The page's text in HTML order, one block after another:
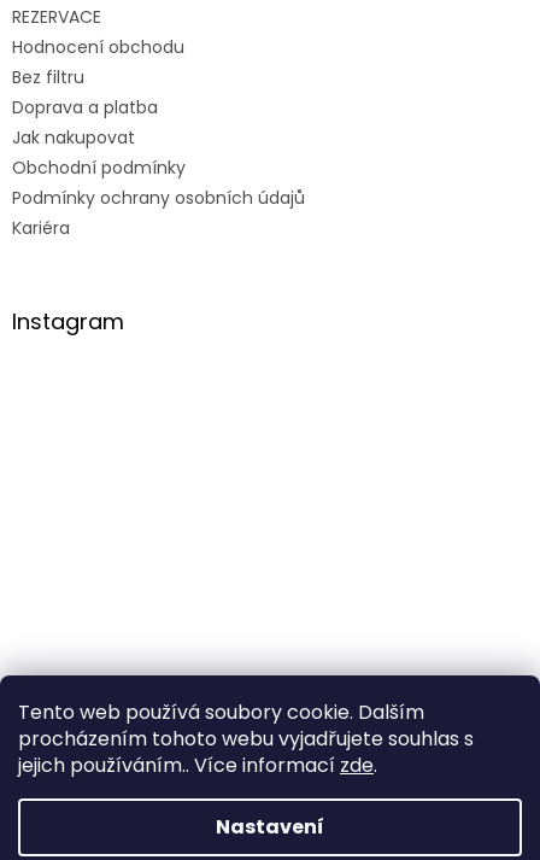
Tento web používá soubory cookie. Dalším
procházením tohoto webu vyjadřujete souhlas s
jejich používáním.. Více informací zde.
Nastavení
REZERVACE
Hodnocení obchodu
Bez filtru
Doprava a platba
Jak nakupovat
Obchodní podmínky
Podmínky ochrany osobních údajů
Kariéra
Instagram
Sledovat na Instagramu
Vytvořil Shoptet